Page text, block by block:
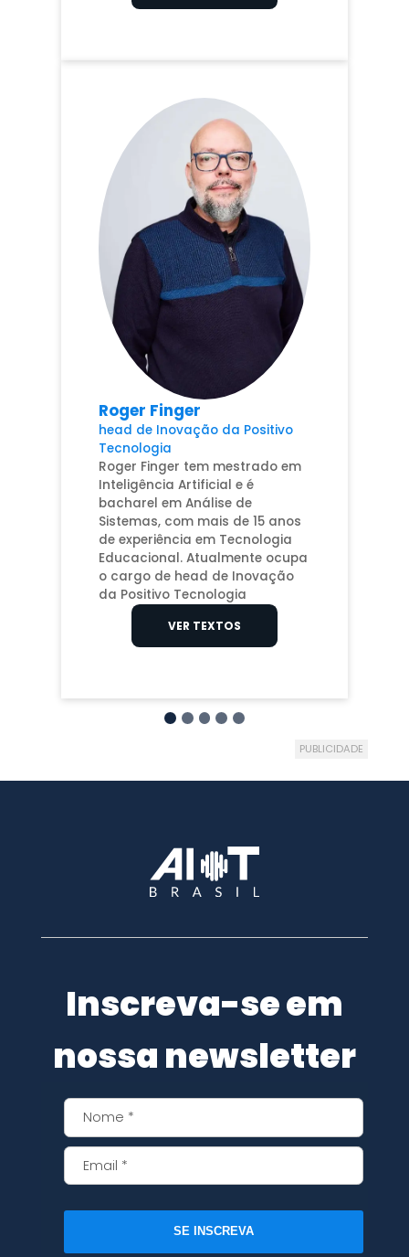
Roger Finger
head de Inovação da Positivo
Tecnologia
Roger Finger tem mestrado em
Inteligência Artificial e é
bacharel em Análise de
Sistemas, com mais de 15 anos
de experiência em Tecnologia
Educacional. Atualmente ocupa
o cargo de head de Inovação
da Positivo Tecnologia
VER TEXTOS
PUBLICIDADE
Inscreva-se em
nossa newsletter
SE INSCREVA